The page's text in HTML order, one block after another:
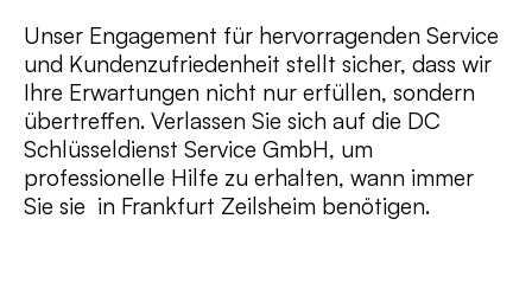
Unser Engagement für hervorragenden Service
und Kundenzufriedenheit stellt sicher, dass wir
Ihre Erwartungen nicht nur erfüllen, sondern
übertreffen. Verlassen Sie sich auf die DC
Schlüsseldienst Service GmbH, um
professionelle Hilfe zu erhalten, wann immer
Sie sie in Frankfurt Zeilsheim benötigen.